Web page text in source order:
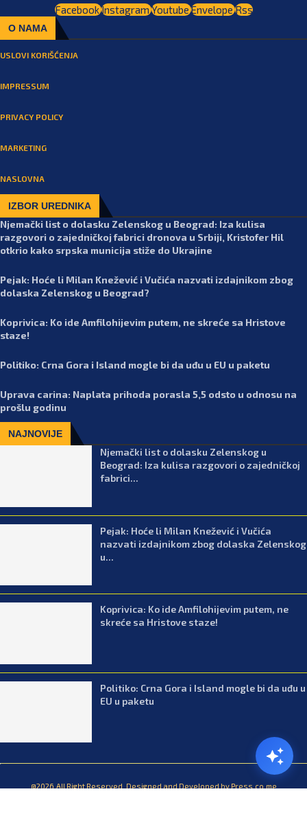
FacebookInstagramYoutubeEnvelopeRss
O NAMA
USLOVI KORIŠĆENJA
IMPRESSUM
PRIVACY POLICY
MARKETING
NASLOVNA
IZBOR UREDNIKA
Njemački list o dolasku Zelenskog u Beograd: Iza kulisa
razgovori o zajedničkoj fabrici dronova u Srbiji, Kristofer Hil
otkrio kako srpska municija stiže do Ukrajine
Pejak: Hoće li Milan Knežević i Vučića nazvati izdajnikom zbog
dolaska Zelenskog u Beograd?
Koprivica: Ko ide Amfilohijevim putem, ne skreće sa Hristove
staze!
Politiko: Crna Gora i Island mogle bi da uđu u EU u paketu
Uprava carina: Naplata prihoda porasla 5,5 odsto u odnosu na
prošlu godinu
NAJNOVIJE
Njemački list o dolasku Zelenskog u
Beograd: Iza kulisa razgovori o zajedničkoj
fabrici...
Pejak: Hoće li Milan Knežević i Vučića
nazvati izdajnikom zbog dolaska Zelenskog
u...
Koprivica: Ko ide Amfilohijevim putem, ne
skreće sa Hristove staze!
Politiko: Crna Gora i Island mogle bi da uđu u
EU u paketu
@2026.All Right Reserved. Designed and Developed by Press.co.me